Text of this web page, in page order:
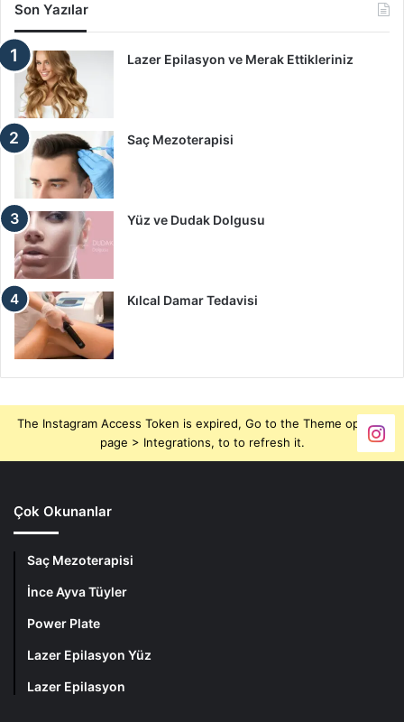
Son Yazılar
Lazer Epilasyon ve Merak Ettikleriniz
Saç Mezoterapisi
Yüz ve Dudak Dolgusu
Kılcal Damar Tedavisi
The Instagram Access Token is expired, Go to the Theme options
page > Integrations, to to refresh it.
Çok Okunanlar
Saç Mezoterapisi
İnce Ayva Tüyler
Power Plate
Lazer Epilasyon Yüz
Lazer Epilasyon